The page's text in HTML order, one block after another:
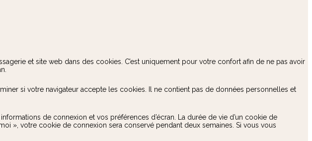
et site web dans des cookies. C’est uniquement pour votre confort afin de ne pas avoir
si votre navigateur accepte les cookies. Il ne contient pas de données personnelles et
de connexion et vos préférences d’écran. La durée de vie d’un cookie de
», votre cookie de connexion sera conservé pendant deux semaines. Si vous vous